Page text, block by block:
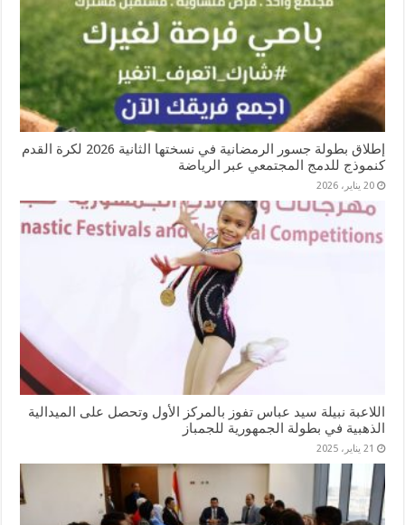
إطلاق بطولة جسور الرمضانية في نسختها الثانية 2026 لكرة القدم
كنموذج للدمج المجتمعي عبر الرياضة
20 يناير، 2026
اللاعبة نبيلة سيد عباس تفوز بالمركز الأول وتحصل على الميدالية
الذهبية في بطولة الجمهورية للجمباز
21 يناير، 2025